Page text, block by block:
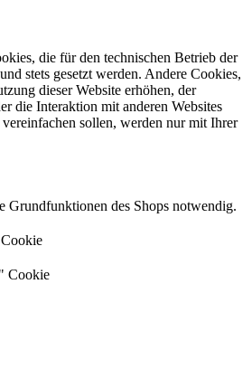
die für den technischen Betrieb der
stets gesetzt werden. Andere Cookies,
dieser Website erhöhen, der
die Interaktion mit anderen Websites
sollen, werden nur mit Ihrer
Grundfunktionen des Shops notwendig.
Cookie